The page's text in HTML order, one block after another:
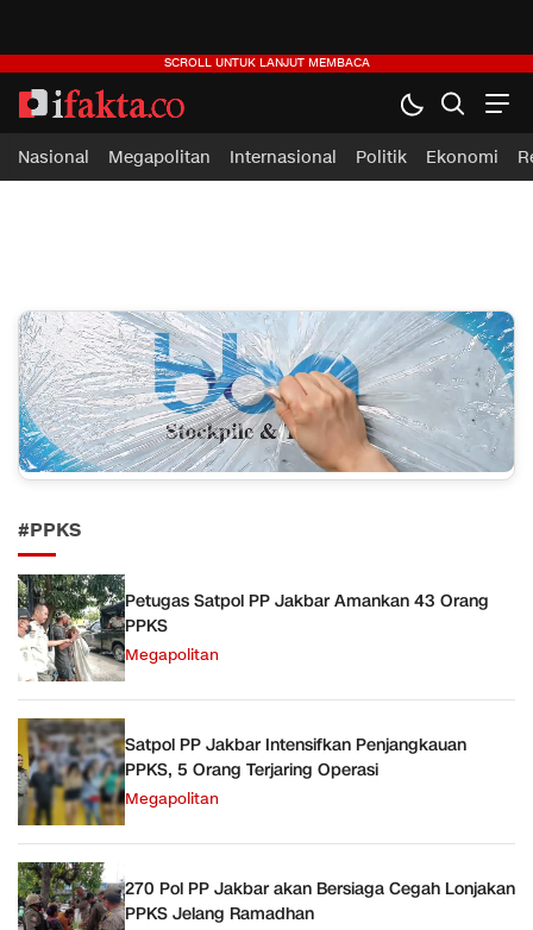
ifakta.co
#pastibenar
Nasional Megapolitan Internasional Politik Ekonomi
#PPKS
Petugas Satpol PP Jakbar Amankan 43 Orang
PPKS
Megapolitan
Satpol PP Jakbar Intensifkan Penjangkauan
PPKS, 5 Orang Terjaring Operasi
Megapolitan
270 Pol PP Jakbar akan Bersiaga Cegah Lonjakan
PPKS Jelang Ramadhan